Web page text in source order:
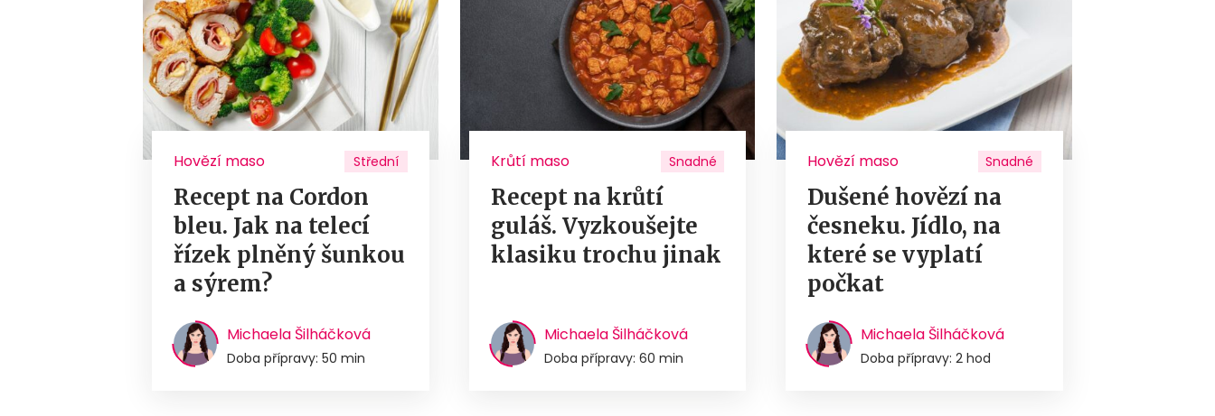
Hovězí maso Střední
Recept na Cordon
bleu. Jak na telecí
řízek plněný šunkou
a sýrem?
Michaela Šilháčková
Doba přípravy: 50 min
Krůtí maso Snadné
Recept na krůtí
guláš. Vyzkoušejte
klasiku trochu jinak
Michaela Šilháčková
Doba přípravy: 60 min
Hovězí maso Snadné
Dušené hovězí na
česneku. Jídlo, na
které se vyplatí
počkat
Michaela Šilháčková
Doba přípravy: 2 hod